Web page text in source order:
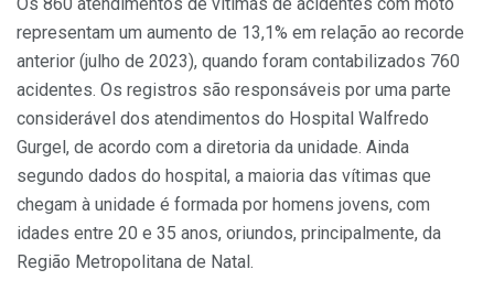
representam um aumento de 13,1% em relação ao recorde
anterior (julho de 2023), quando foram contabilizados 760
acidentes. Os registros são responsáveis por uma parte
considerável dos atendimentos do Hospital Walfredo
Gurgel, de acordo com a diretoria da unidade. Ainda
segundo dados do hospital, a maioria das vítimas que
chegam à unidade é formada por homens jovens, com
idades entre 20 e 35 anos, oriundos, principalmente, da
Região Metropolitana de Natal.